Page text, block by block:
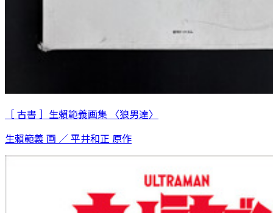
［ 古書 ］生賴範義画集 〈狼男達〉
生賴範義 画 ／ 平井和正 原作